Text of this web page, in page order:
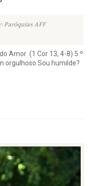
Paróquias AFF
Amor (1 Cor 13, 4-8) 5.º
orgulhoso Sou humilde?